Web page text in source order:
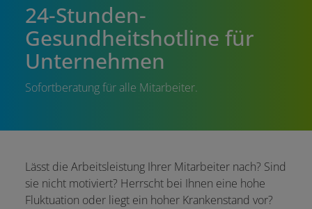
24-Stunden-
Gesundheitshotline für
Unternehmen
Sofortberatung für alle Mitarbeiter.
Lässt die Arbeitsleistung Ihrer Mitarbeiter nach? Sind
sie nicht motiviert? Herrscht bei Ihnen eine hohe
Fluktuation oder liegt ein hoher Krankenstand vor?